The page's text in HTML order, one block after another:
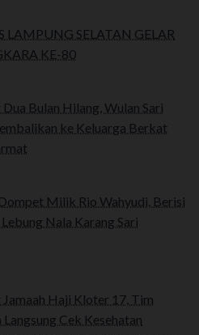
LAMPUNG SELATAN GELAR
KE-80
Bulan Hilang, Wulan Sari
ke Keluarga Berkat
Milik Rio Wahyudi, Berisi
Nala Karang Sari
Jamaah Haji Kloter 17, Tim
Cek Kesehatan